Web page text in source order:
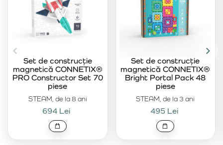
STEAM, de la 8 ani
Set de construcție
magnetică CONNETIX®
PRO Constructor Set 70
piese
694 Lei
STEAM, de la 3 ani
Set de construcție
magnetică CONNETIX®
Bright Portal Pack 48
piese
495 Lei